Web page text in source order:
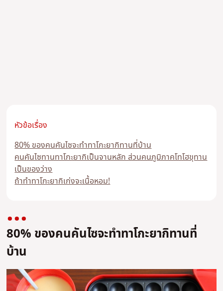
หัวข้อเรื่อง
80% ของคนคันไซจะทำทาโกะยากิทานที่บ้าน
คนคันไซทานทาโกะยากิเป็นจานหลัก ส่วนคนภูมิภาคโทโฮขุทาน
เป็นของว่าง
ถ้าทำทาโกะยากิเก่งจะเนื้อหอม!
80% ของคนคันไซจะทำทาโกะยากิทานที่
บ้าน